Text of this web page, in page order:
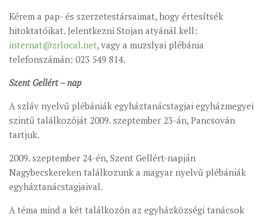
Kérem a pap- és szerzetestársaimat, hogy értesítsék
hitoktatóikat. Jelentkezni Stojan atyánál kell:
internat@zrlocal.net, vagy a muzslyai plébánia
telefonszámán: 023 549 814.
Szent Gellért – nap
A szláv nyelvű plébániák egyháztanácstagjai egyházmegyei
szintű találkozóját 2009. szeptember 23-án, Pancsován
tartjuk.
2009. szeptember 24-én, Szent Gellért-napján
Nagybecskereken találkozunk a magyar nyelvű plébániák
egyháztanácstagjaival.
A téma mind a két találkozón az egyházközségi tanácsok